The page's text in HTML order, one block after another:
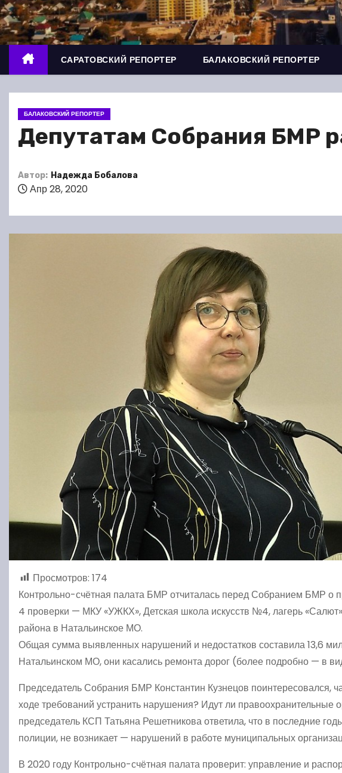
о
м
у
САРАТОВСКИЙ РЕПОРТЕР БАЛАКОВСКИЙ РЕПОРТЕР
БАЛАКОВСКИЙ РЕПОРТЕР
Депутатам Собрания БМР
Автор: Надежда Бобалова
Апр 28, 2020
Просмотров: 174
Контрольно-счётная палата БМР отчиталась перед Собранием БМР о
4 проверки — МКУ «УЖКХ», Детская школа искусств №4, лагерь
района в Натальинское МО.
Общая сумма выявленных нарушений и недостатков составила 13,6
Натальинском МО, они касались ремонта дорог (более подробно — в
Председатель Собрания БМР Константин Кузнецов поинтересовался,
ходе требований устранить нарушения? Идут ли правоохранительные
председатель КСП Татьяна Решетникова ответила, что в последние
полиции, не возникает — нарушений в работе муниципальных
В 2020 году Контрольно-счётная палата проверит: управление и